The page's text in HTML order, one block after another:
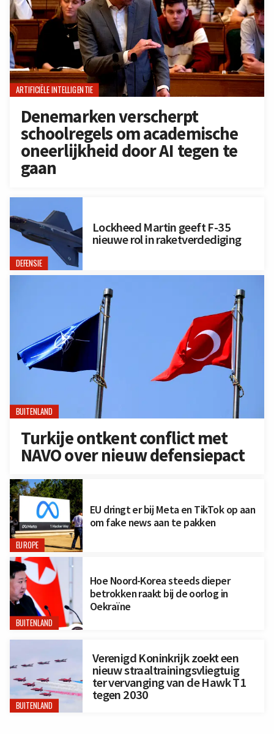
ARTIFICIËLE INTELLIGENTIE
Denemarken verscherpt
schoolregels om academische
oneerlijkheid door AI tegen te
gaan
DEFENSIE
Lockheed Martin geeft F-35
nieuwe rol in raketverdediging
BUITENLAND
Turkije ontkent conflict met
NAVO over nieuw defensiepact
EUROPE
EU dringt er bij Meta en TikTok op aan
om fake news aan te pakken
BUITENLAND
Hoe Noord-Korea steeds dieper
betrokken raakt bij de oorlog in
Oekraïne
BUITENLAND
Verenigd Koninkrijk zoekt een
nieuw straaltrainingsvliegtuig
ter vervanging van de Hawk T1
tegen 2030